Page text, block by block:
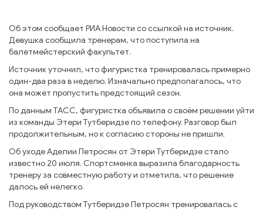
Об этом сообщает РИА Новости со ссылкой на источник.
Девушка сообщила тренерам, что поступила на
балетмейстерский факультет.
Источник уточнил, что фигуристка тренировалась примерно
один-два раза в неделю. Изначально предполагалось, что
она может пропустить предстоящий сезон.
По данным ТАСС, фигуристка объявила о своём решении уйти
из команды Этери Тутберидзе по телефону. Разговор был
продолжительным, но к согласию стороны не пришли.
Об уходе Аделии Петросян от Этери Тутберидзе стало
известно 20 июля. Спортсменка выразила благодарность
тренеру за совместную работу и отметила, что решение
далось ей нелегко.
Под руководством Тутберидзе Петросян тренировалась с